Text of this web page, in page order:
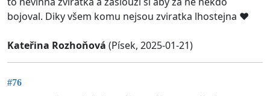
bojoval. Diky všem komu nejsou zviratka lhostejna ❤️
Kateřina Rozhoňová (Písek, 2025-01-21)
#76